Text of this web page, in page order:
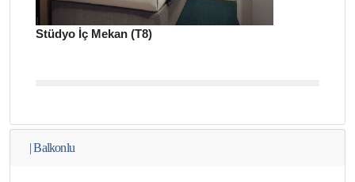
Stüdyo İç Mekan (T8)
|Balkonlu